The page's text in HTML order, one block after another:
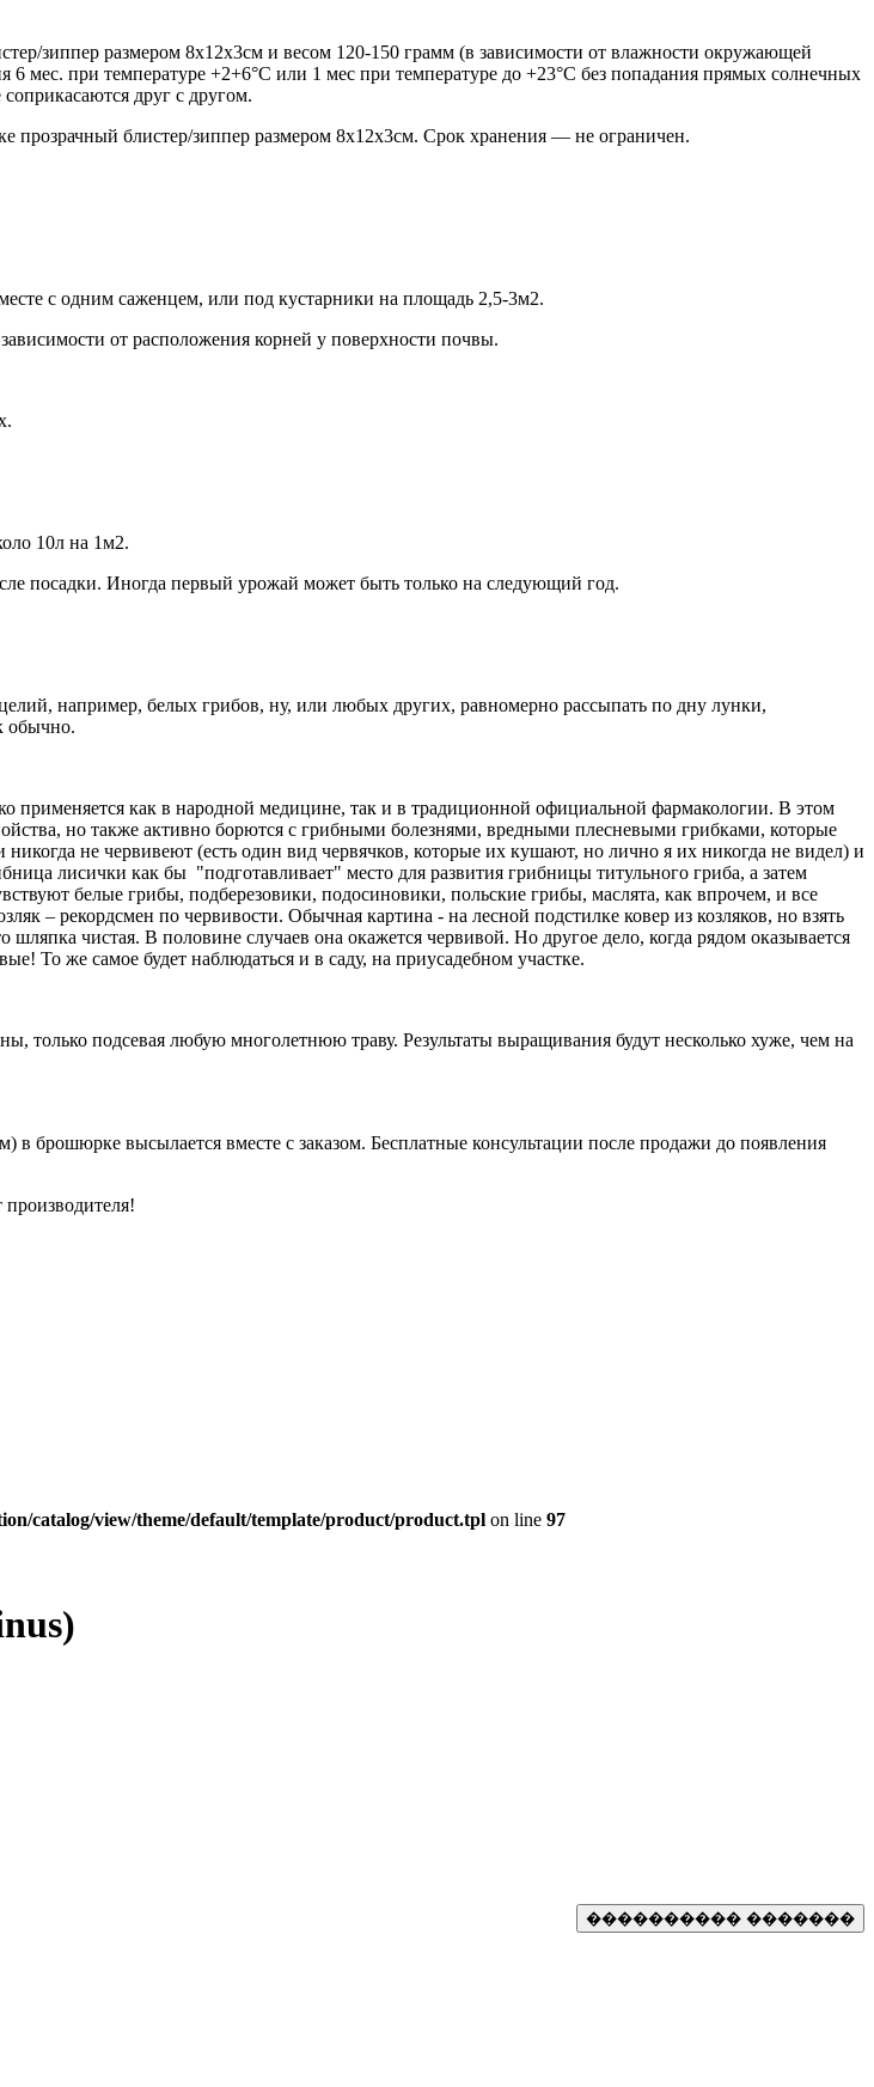
зиппер размером 8х12х3см и весом 120-150 грамм (в зависимости от влажности окружающей
мес. при температуре +2+6°С или 1 мес при температуре до +23°С без попадания прямых солнечных
друг с другом.
блистер/зиппер размером 8х12х3см. Срок хранения — не ограничен.
с одним саженцем, или под кустарники на площадь 2,5-3м2.
от расположения корней у поверхности почвы.
10л на 1м2.
посадки. Иногда первый урожай может быть только на следующий год.
например, белых грибов, ну, или любых других, равномерно рассыпать по дну лунки,
обычно.
как в народной медицине, так и в традиционной официальной фармакологии. В этом
но также активно борются с грибными болезнями, вредными плесневыми грибками, которые
не червивеют (есть один вид червячков, которые их кушают, но лично я их никогда не видел) и
лисички как бы "подготавливает" место для развития грибницы титульного гриба, а затем
белые грибы, подберезовики, подосиновики, польские грибы, маслята, как впрочем, и все
– рекордсмен по червивости. Обычная картина - на лесной подстилке ковер из козляков, но взять
чистая. В половине случаев она окажется червивой. Но другое дело, когда рядом оказывается
То же самое будет наблюдаться и в саду, на приусадебном участке.
подсевая любую многолетнюю траву. Результаты выращивания будут несколько хуже, чем на
брошюрке высылается вместе с заказом. Бесплатные консультации после продажи до появления
catalog/view/theme/default/template/product/product.tpl on line 97